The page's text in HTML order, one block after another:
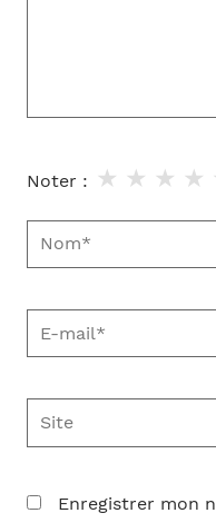
Noter : ★
★
★
★
Nom*
E-
mail*
Site
Enregistrer mon